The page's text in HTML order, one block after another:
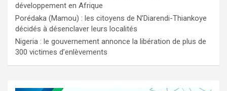
développement en Afrique
Porédaka (Mamou) : les citoyens de N’Diarendi-Thiankoye
décidés à désenclaver leurs localités
Nigeria : le gouvernement annonce la libération de plus de
300 victimes d’enlèvements